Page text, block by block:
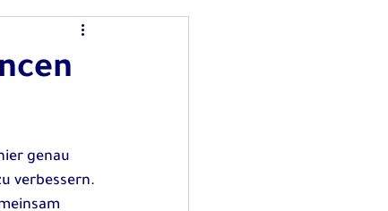
genau
verbessern.